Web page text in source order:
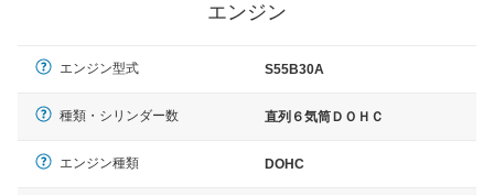
エンジン
エンジン型式 S55B30A
種類・シリンダー数 直列６気筒ＤＯＨＣ
エンジン種類 DOHC